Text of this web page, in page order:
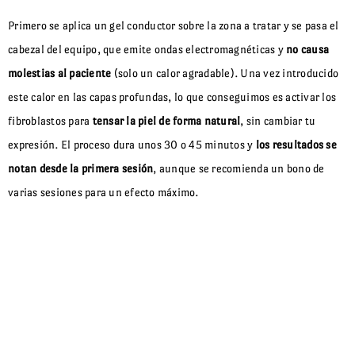
Primero se aplica un gel conductor sobre la zona a tratar y se pasa el
cabezal del equipo, que emite ondas electromagnéticas y no causa
molestias al paciente (solo un calor agradable). Una vez introducido
este calor en las capas profundas, lo que conseguimos es activar los
fibroblastos para tensar la piel de forma natural, sin cambiar tu
expresión. El proceso dura unos 30 o 45 minutos y los resultados se
notan desde la primera sesión, aunque se recomienda un bono de
varias sesiones para un efecto máximo.